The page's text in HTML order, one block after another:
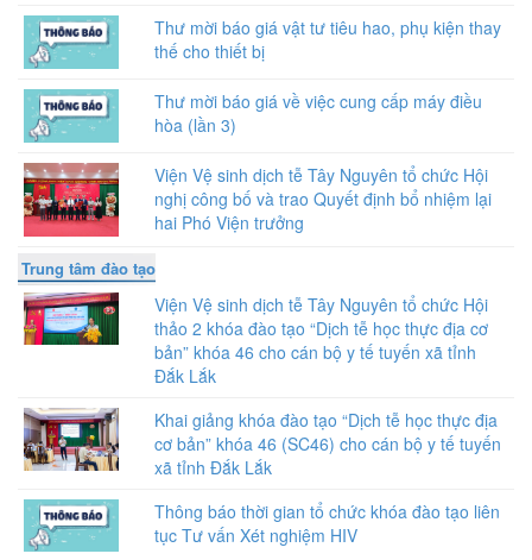
Thư mời báo giá vật tư tiêu hao, phụ kiện thay
thế cho thiết bị
Thư mời báo giá về việc cung cấp máy điều
hòa (lần 3)
Viện Vệ sinh dịch tễ Tây Nguyên tổ chức Hội
nghị công bố và trao Quyết định bổ nhiệm lại
hai Phó Viện trưởng
Trung tâm đào tạo
Viện Vệ sinh dịch tễ Tây Nguyên tổ chức Hội
thảo 2 khóa đào tạo “Dịch tễ học thực địa cơ
bản” khóa 46 cho cán bộ y tế tuyến xã tỉnh
Đắk Lắk
Khai giảng khóa đào tạo “Dịch tễ học thực địa
cơ bản” khóa 46 (SC46) cho cán bộ y tế tuyến
xã tỉnh Đắk Lắk
Thông báo thời gian tổ chức khóa đào tạo liên
tục Tư vấn Xét nghiệm HIV